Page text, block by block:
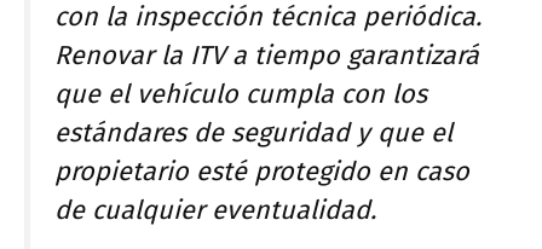
con la inspección técnica periódica.
Renovar la ITV a tiempo garantizará
que el vehículo cumpla con los
estándares de seguridad y que el
propietario esté protegido en caso
de cualquier eventualidad.